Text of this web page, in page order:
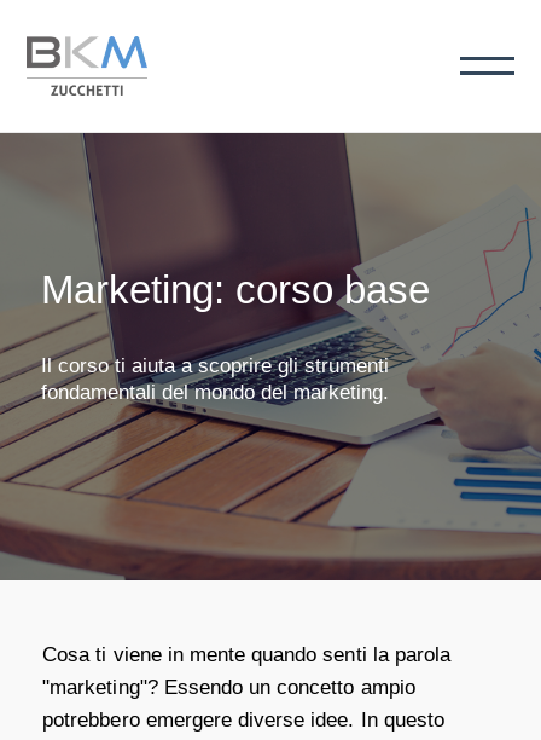
Marketing: corso base
Il corso ti aiuta a scoprire gli strumenti
fondamentali del mondo del marketing.
Cosa ti viene in mente quando senti la parola
"marketing"? Essendo un concetto ampio
potrebbero emergere diverse idee. In questo